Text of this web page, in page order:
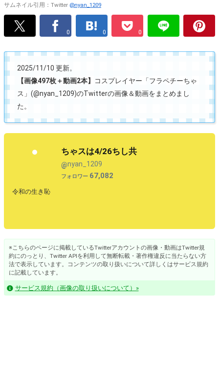
サムネイル引用：Twitter @nyan_1209
0 0 0
2025/11/10 更新。
【画像497枚＋動画2本】
コスプレイヤー「フラペチーちゃ
ス」(@nyan_1209)のTwitterの画像＆動画をまとめまし
た。
ちゃスは4/26ちし共
@nyan_1209
フォロワー 67,082
令和の生き恥
※こちらのページに掲載しているTwitterアカウントの画像・動画はTwitter規
約にのっとり、Twitter APIを利用して無断転載・著作権違反に当たらない方
法で表示しています。コンテンツの取り扱いについて詳しくはサービス規約
に記載しています。
サービス規約（画像の取り扱いについて）»